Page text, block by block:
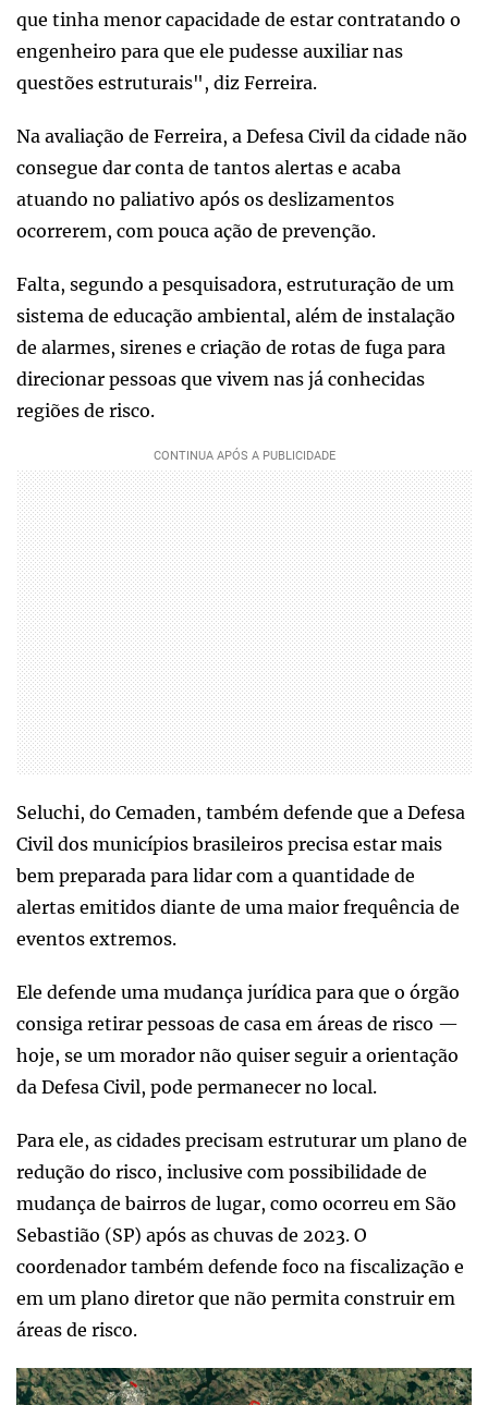
que tinha menor capacidade de estar contratando o
engenheiro para que ele pudesse auxiliar nas
questões estruturais", diz Ferreira.
Na avaliação de Ferreira, a Defesa Civil da cidade não
consegue dar conta de tantos alertas e acaba
atuando no paliativo após os deslizamentos
ocorrerem, com pouca ação de prevenção.
Falta, segundo a pesquisadora, estruturação de um
sistema de educação ambiental, além de instalação
de alarmes, sirenes e criação de rotas de fuga para
direcionar pessoas que vivem nas já conhecidas
regiões de risco.
Seluchi, do Cemaden, também defende que a Defesa
Civil dos municípios brasileiros precisa estar mais
bem preparada para lidar com a quantidade de
alertas emitidos diante de uma maior frequência de
eventos extremos.
Ele defende uma mudança jurídica para que o órgão
consiga retirar pessoas de casa em áreas de risco —
hoje, se um morador não quiser seguir a orientação
da Defesa Civil, pode permanecer no local.
Para ele, as cidades precisam estruturar um plano de
redução do risco, inclusive com possibilidade de
mudança de bairros de lugar, como ocorreu em São
Sebastião (SP) após as chuvas de 2023. O
coordenador também defende foco na fiscalização e
em um plano diretor que não permita construir em
áreas de risco.